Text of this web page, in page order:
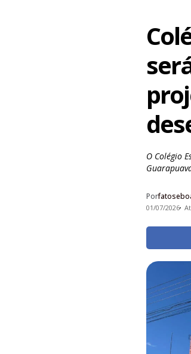
O Colégio
Por
01/07/2026